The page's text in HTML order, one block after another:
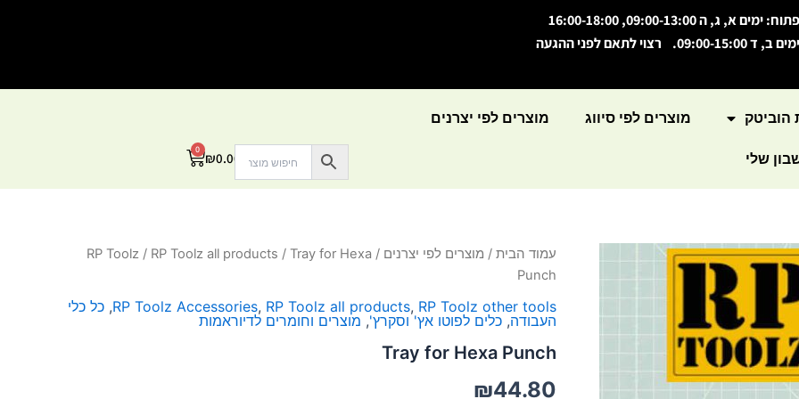
פתוח: ימים א, ג, ה 09:00-13:00, 16:00-18:00
ימים ב, ד 09:00-15:00. רצוי לתאם לפני ההגעה
הוביטק מוצרים לפי סיווג מוצרים לפי יצרנים
שלי ₪0.00
0
עגלת
עמוד הבית / מוצרים לפי יצרנים /
RP Toolz / RP Toolz all products / Tray for Hexa
Punch
RP Toolz Accessories, RP Toolz all products, RP Toolz other tools
, כל כלי
העבודה, כלים לפוטו אץ' וסקרץ', מוצרים וחומרים לדיוראמות
Tray for Hexa Punch
₪44.80
כמות
של
for
Hexa